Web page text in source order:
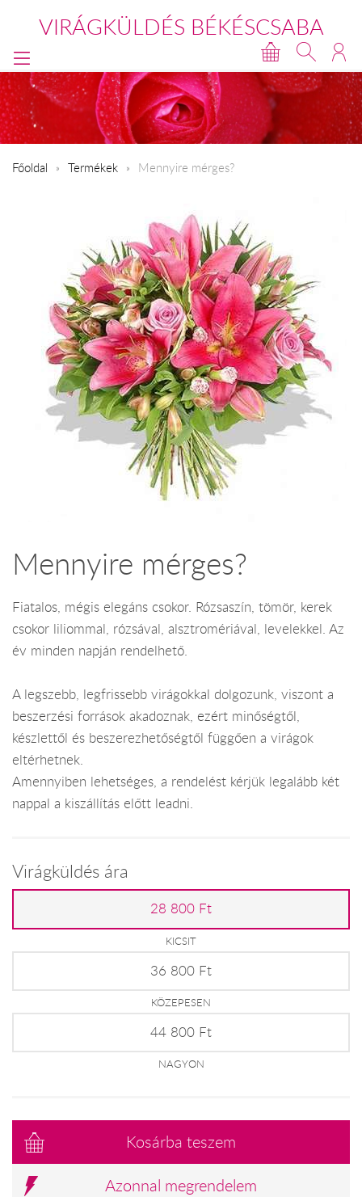
VIRÁGKÜLDÉS BÉKÉSCSABA
Főoldal Termékek Mennyire mérges?
Mennyire mérges?
Fiatalos, mégis elegáns csokor. Rózsaszín, tömör, kerek
csokor liliommal, rózsával, alsztromériával, levelekkel. Az
év minden napján rendelhető.
A legszebb, legfrissebb virágokkal dolgozunk, viszont a
beszerzési források akadoznak, ezért minőségtől,
készlettől és beszerezhetőségtől függően a virágok
eltérhetnek.
Amennyiben lehetséges, a rendelést kérjük legalább két
nappal a kiszállítás előtt leadni.
Virágküldés ára
28 800 Ft
KICSIT
36 800 Ft
KÖZEPESEN
44 800 Ft
NAGYON
Kosárba teszem
Azonnal megrendelem